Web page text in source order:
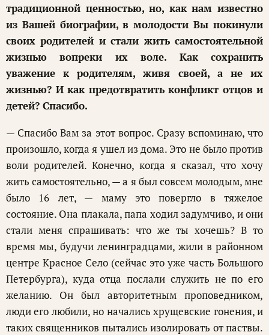
традиционной ценностью, но, как нам известно
из Вашей биографии, в молодости Вы покинули
своих родителей и стали жить самостоятельной
жизнью вопреки их воле. Как сохранить
уважение к родителям, живя своей, а не их
жизнью? И как предотвратить конфликт отцов и
детей? Спасибо.
— Спасибо Вам за этот вопрос. Сразу вспоминаю, что
произошло, когда я ушел из дома. Это не было против
воли родителей. Конечно, когда я сказал, что хочу
жить самостоятельно, — а я был совсем молодым, мне
было 16 лет, — маму это повергло в тяжелое
состояние. Она плакала, папа ходил задумчиво, и они
стали меня спрашивать: что же ты хочешь? В то
время мы, будучи ленинградцами, жили в районном
центре Красное Село (сейчас это уже часть Большого
Петербурга), куда отца послали служить не по его
желанию. Он был авторитетным проповедником,
люди его любили, но начались хрущевские гонения, и
таких священников пытались изолировать от паствы.